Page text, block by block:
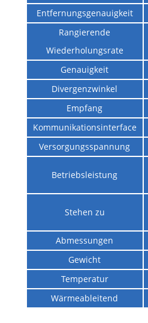
Entfernungsgenauigkeit
Rangierende
Wiederholungsrate
Genauigkeit
Divergenzwinkel
Empfang
Kommunikationsinterface
Versorgungsspannung
Betriebsleistung
Stehen zu
Abmessungen
Gewicht
Temperatur
Wärmeableitend